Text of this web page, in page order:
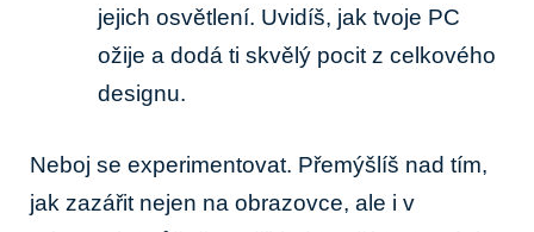
jejich osvětlení. Uvidíš, jak tvoje PC
ožije a dodá ti skvělý pocit z celkového
designu.
Neboj se experimentovat. Přemýšlíš nad tím,
jak zazářit nejen na obrazovce, ale i v